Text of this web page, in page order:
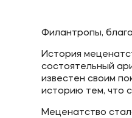
Филантропы,
История
состоятельный
известен своим
историю тем, что
Меценатство